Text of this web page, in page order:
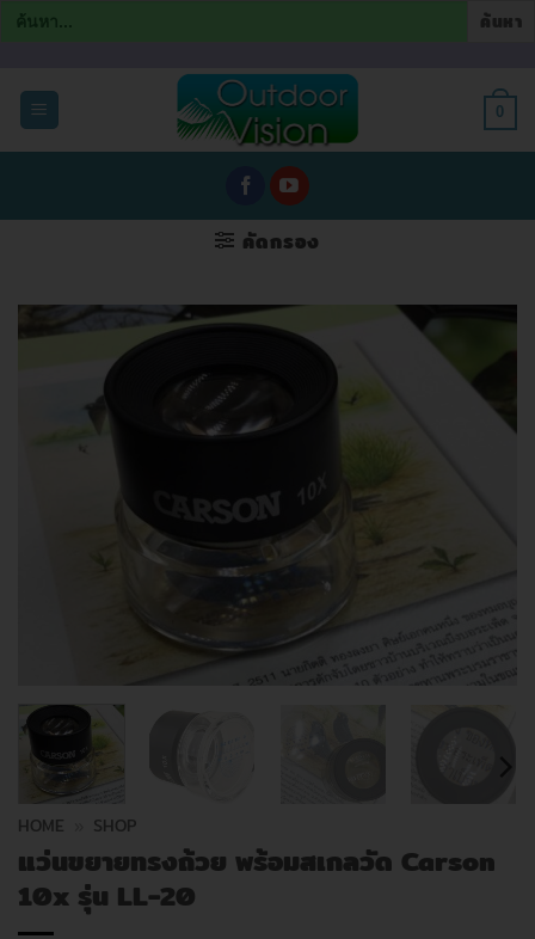
Search
for:
0
คัดกรอง
HOME SHOP
แว่นขยายทรงถ้วย พร้อมสเกลวัด Carson
10x รุ่น LL-20